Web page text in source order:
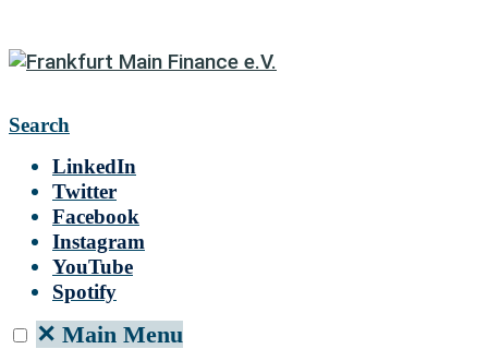
Search
LinkedIn
Twitter
Facebook
Instagram
YouTube
Spotify
✕ Main Menu